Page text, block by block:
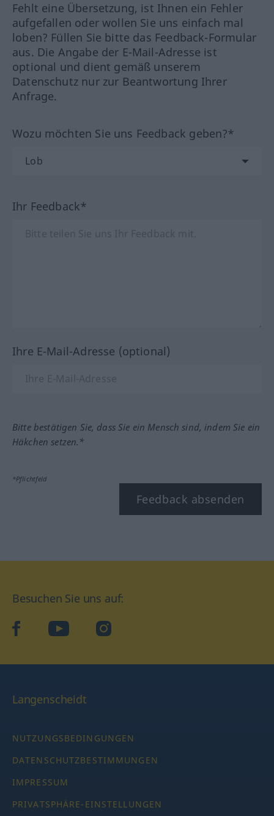
Fehlt eine Übersetzung, ist Ihnen ein Fehler
aufgefallen oder wollen Sie uns einfach mal
loben? Füllen Sie bitte das Feedback-Formular
aus. Die Angabe der E-Mail-Adresse ist
optional und dient gemäß unserem
Datenschutz nur zur Beantwortung Ihrer
Anfrage.
Wozu möchten Sie uns Feedback geben?*
Ihr Feedback*
Ihre E-Mail-Adresse (optional)
Bitte bestätigen Sie, dass Sie ein Mensch sind, indem Sie ein
Häkchen setzen.*
*Pflichtfeld
Feedback absenden
Besuchen Sie uns auf:
facebookYouTube Instagram
Langenscheidt
NUTZUNGSBEDINGUNGEN
DATENSCHUTZBESTIMMUNGEN
IMPRESSUM
PRIVATSPHÄRE-EINSTELLUNGEN